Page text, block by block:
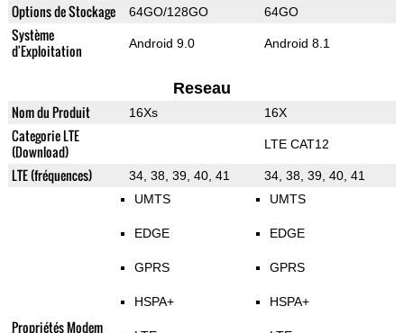
Options de Stockage 64GO/128GO 64GO
Système
d'Exploitation
Android 9.0 Android 8.1
Reseau
Nom du Produit 16Xs 16X
Categorie LTE
(Download)
LTE CAT12
LTE (fréquences) 34, 38, 39, 40, 41 34, 38, 39, 40, 41
Propriétés Modem
UMTS
EDGE
GPRS
HSPA+
UMTS
EDGE
GPRS
HSPA+